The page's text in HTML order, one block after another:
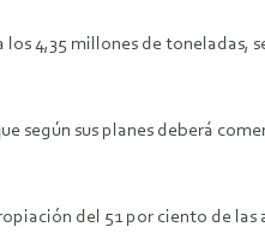
4,35 millones de toneladas,
sus planes deberá
del 51 por ciento de las